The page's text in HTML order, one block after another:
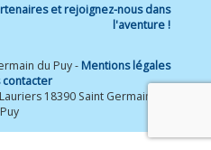
et rejoignez-nous dans
l'aventure !
du Puy - Mentions légales
contacter
18390 Saint Germain du
Puy